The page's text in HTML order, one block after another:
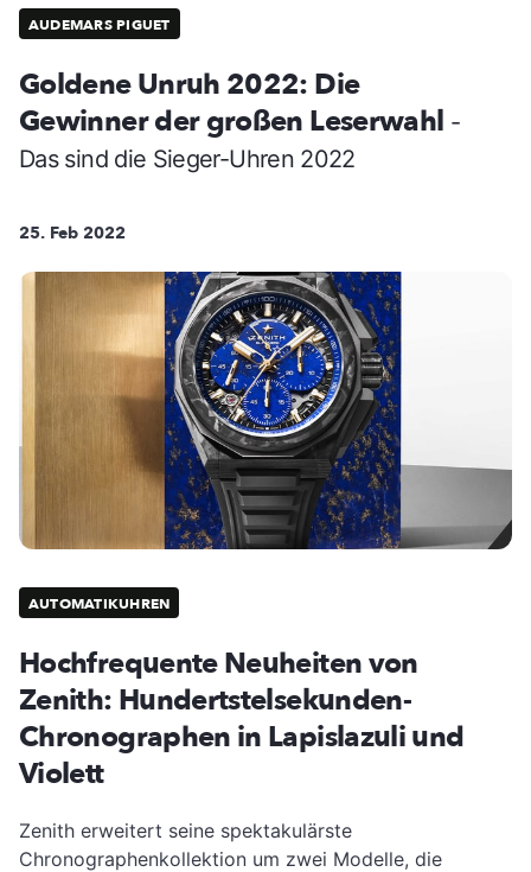
AUDEMARS PIGUET
Goldene Unruh 2022: Die
Gewinner der großen Leserwahl -
Das sind die Sieger-Uhren 2022
25. Feb 2022
AUTOMATIKUHREN
Hochfrequente Neuheiten von
Zenith: Hundertstelsekunden-
Chronographen in Lapislazuli und
Violett
Zenith erweitert seine spektakulärste
Chronographenkollektion um zwei Modelle, die